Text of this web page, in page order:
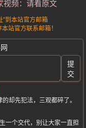
视频：请看原文
到本站官方邮箱
站官方联系邮箱！
提
交
却先犯法，三观都碎了。
一个交代，别让大家一直担